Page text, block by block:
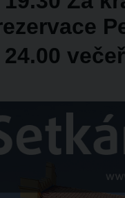
24.00